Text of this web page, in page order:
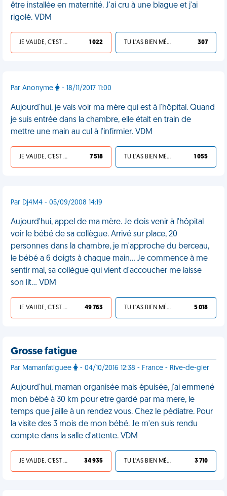
être installée en maternité. J'ai cru à une blague et j'ai
rigolé. VDM
JE VALIDE, C'EST UNE VDM 1 022 TU L'AS BIEN MÉRITÉ 307
Par Anonyme - 18/11/2017 11:00
Aujourd'hui, je vais voir ma mère qui est à l'hôpital. Quand
je suis entrée dans la chambre, elle était en train de
mettre une main au cul à l'infirmier. VDM
JE VALIDE, C'EST UNE VDM 7 518 TU L'AS BIEN MÉRITÉ 1 055
Par Dj4M4 - 05/09/2008 14:19
Aujourd'hui, appel de ma mère. Je dois venir à l'hôpital
voir le bébé de sa collègue. Arrivé sur place, 20
personnes dans la chambre, je m'approche du berceau,
le bébé a 6 doigts à chaque main... Je commence à me
sentir mal, sa collègue qui vient d'accoucher me laisse
son lit... VDM
JE VALIDE, C'EST UNE VDM 49 763 TU L'AS BIEN MÉRITÉ 5 018
Grosse fatigue
Par Mamanfatiguee - 04/10/2016 12:38 - France - Rive-de-gier
Aujourd'hui, maman organisée mais épuisée, j'ai emmené
mon bébé à 30 km pour etre gardé par ma mere, le
temps que j'aille à un rendez vous. Chez le pédiatre. Pour
la visite des 3 mois de mon bébé. Je m'en suis rendu
compte dans la salle d'attente. VDM
JE VALIDE, C'EST UNE VDM 34 935 TU L'AS BIEN MÉRITÉ 3 710